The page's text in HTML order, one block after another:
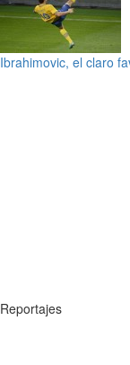
Ibrahimovic, el claro
Reportajes